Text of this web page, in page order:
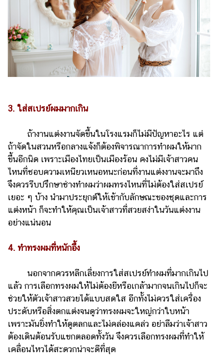
ออนไลน์
ติดต่อ
โฆษณา
แจ้ง
ปัญหา
ร่วม
กับ
เรา
3. ใส่สเปรย์ผมมากเกิน
ถ้างานแต่งงานจัดขึ้นในโรงแรมก็ไม่มีปัญหาอะไร แต่
ถ้าจัดในสวนหรือกลางแจ้งก็ต้องพิจารณาการทำผมให้มาก
ขึ้นอีกนิด เพราะเมืองไทยเป็นเมืองร้อน คงไม่มีเจ้าสาวคน
ไหนที่ชอบความเหนียวเหนอหนะก่อนที่งานแต่งงานจะมาถึง
จึงควรรีบปรึกษาช่างทำผมว่าผมทรงไหนที่ไม่ต้องใส่สเปรย์
เยอะ ๆ บ้าง นำมาประยุกต์ให้เข้ากับลักษณะของชุดและการ
แต่งหน้า ก็จะทำให้คุณเป็นเจ้าสาวที่สวยสง่าในวันแต่งงาน
อย่างแน่นอน
4. ทำทรงผมที่หนักอึ้ง
นอกจากควรหลีกเลี่ยงการใส่สเปรย์ทำผมที่มากเกินไป
แล้ว การเลือกทรงผมให้ไม่ต้องยีหรือเกล้ามากจนเกินไปก็จะ
ช่วยให้ตัวเจ้าสาวสวยได้แบบสดใส อีกทั้งไม่ควรใส่เครื่อง
ประดับหรือสิ่งตกแต่งจนดูว่าทรงผมจะใหญ่กว่าใบหน้า
เพราะมันยิ่งทำให้ดูตลกและไม่คล่องแคล่ว อย่าลืมว่าเจ้าสาว
ต้องเดินต้อนรับแขกตลอดทั้งวัน จึงควรเลือกทรงผมที่ทำให้
เคลื่อนไหวได้สะดวกน่าจะดีที่สุด